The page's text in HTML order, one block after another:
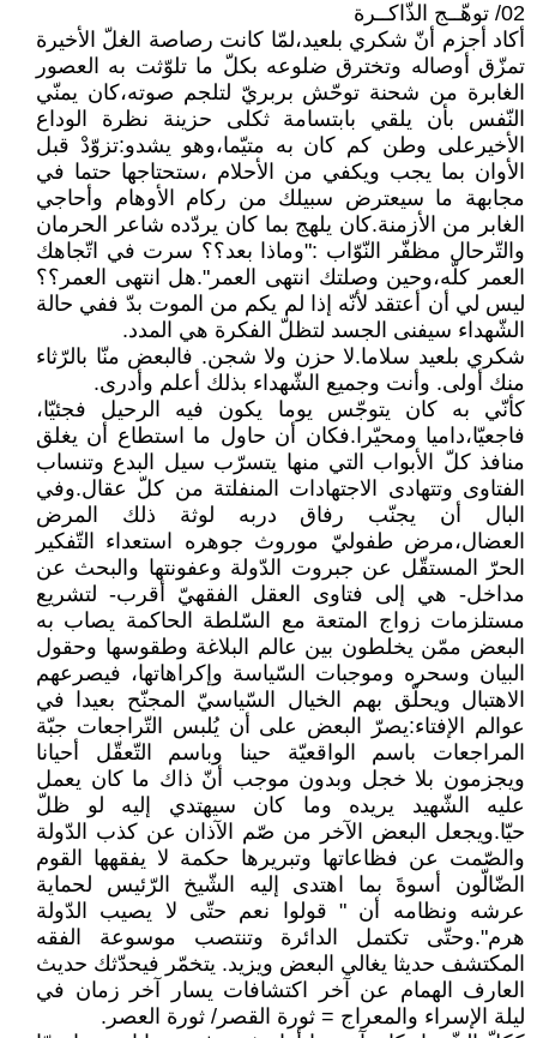
02/ توهّــج الذّاكــرة
أكاد أجزم أنّ شكري بلعيد،لمّا كانت رصاصة الغلّ الأخيرة
تمزّق أوصاله وتخترق ضلوعه بكلّ ما تلوّثت به العصور
الغابرة من شحنة توحّش بربريّ لتلجم صوته،كان يمنّي
النّفس بأن يلقي بابتسامة ثكلى حزينة نظرة الوداع
الأخيرعلى وطن كم كان به متيّما،وهو يشدو:تزوّدْ قبل
الأوان بما يجب ويكفي من الأحلام ،ستحتاجها حتما في
مجابهة ما سيعترض سبيلك من ركام الأوهام وأحاجي
الغابر من الأزمنة.كان يلهج بما كان يردّده شاعر الحرمان
والتّرحال مظفّر النّوّاب :"وماذا بعد؟؟ سرت في اتّجاهك
العمر كلّه،وحين وصلتك انتهى العمر".هل انتهى العمر؟؟
ليس لي أن أعتقد لأنّه إذا لم يكم من الموت بدّ ففي حالة
الشّهداء سيفنى الجسد لتظلّ الفكرة هي المدد.
شكري بلعيد سلاما.لا حزن ولا شجن. فالبعض منّا بالرّثاء
منك أولى. وأنت وجميع الشّهداء بذلك أعلم وأدرى.
كأنّي به كان يتوجّس يوما يكون فيه الرحيل فجئيّا،
فاجعيّا،داميا ومحيّرا.فكان أن حاول ما استطاع أن يغلق
منافذ كلّ الأبواب التي منها يتسرّب سيل البدع وتنساب
الفتاوى وتتهادى الاجتهادات المنفلتة من كلّ عقال.وفي
البال أن يجنّب رفاق دربه لوثة ذلك المرض
العضال،مرض طفوليّ موروث جوهره استعداء التّفكير
الحرّ المستقّل عن جبروت الدّولة وعفونتها والبحث عن
مداخل- هي إلى فتاوى العقل الفقهيّ أقرب- لتشريع
مستلزمات زواج المتعة مع السّلطة الحاكمة يصاب به
البعض ممّن يخلطون بين عالم البلاغة وطقوسها وحقول
البيان وسحره وموجبات السّياسة وإكراهاتها، فيصرعهم
الاهتبال ويحلّق بهم الخيال السّياسيّ المجنّح بعيدا في
عوالم الإفتاء:يصرّ البعض على أن يُلبس التّراجعات جبّة
المراجعات باسم الواقعيّة حينا وباسم التّعقّل أحيانا
ويجزمون بلا خجل وبدون موجب أنّ ذاك ما كان يعمل
عليه الشّهيد يريده وما كان سيهتدي إليه لو ظلّ
حيّا.ويجعل البعض الآخر من صّم الآذان عن كذب الدّولة
والصّمت عن فظاعاتها وتبريرها حكمة لا يفقهها القوم
الضّالّون أسوةَ بما اهتدى إليه الشّيخ الرّئيس لحماية
عرشه ونظامه أن " قولوا نعم حتّى لا يصيب الدّولة
هرم".وحتّى تكتمل الدائرة وتنتصب موسوعة الفقه
المكتشف حديثا يغالي البعض ويزيد. يتخمّر فيحدّثك حديث
العارف الهمام عن آخر اكتشافات يسار آخر زمان في
ليلة الإسراء والمعراج = ثورة القصر/ ثورة العصر.